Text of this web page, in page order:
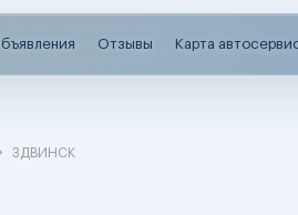
Отзывы Карта
ЗДВИНСК